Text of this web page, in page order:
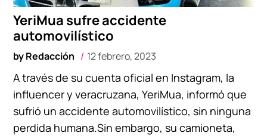
YeriMua sufre accidente
automovilístico
byRedacción 12 febrero, 2023
A través de su cuenta oficial en Instagram, la
influencer y veracruzana, YeriMua, informó que
sufrió un accidente automovilístico, sin ninguna
perdida humana.Sin embargo, su camioneta,